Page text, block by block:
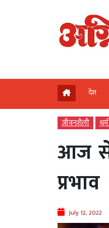
देश
जीवनशैली
आज से
प्रभाव
July 12, 2022